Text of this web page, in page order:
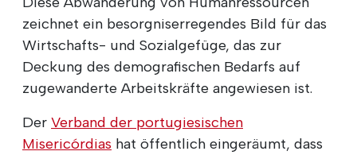
zeichnet ein besorgniserregendes Bild für das
Wirtschafts- und Sozialgefüge, das zur
Deckung des demografischen Bedarfs auf
zugewanderte Arbeitskräfte angewiesen ist.
Der Verband der portugiesischen
Misericórdias hat öffentlich eingeräumt, dass